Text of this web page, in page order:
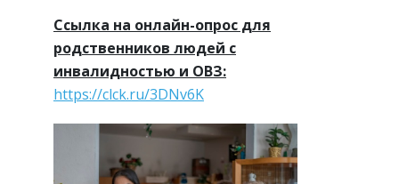
Ссылка на онлайн-опрос для
родственников людей с
инвалидностью и ОВЗ:
https://clck.ru/3DNv6K